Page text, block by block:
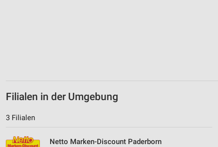
Filialen in der Umgebung
3 Filialen
Netto Marken-Discount Paderborn